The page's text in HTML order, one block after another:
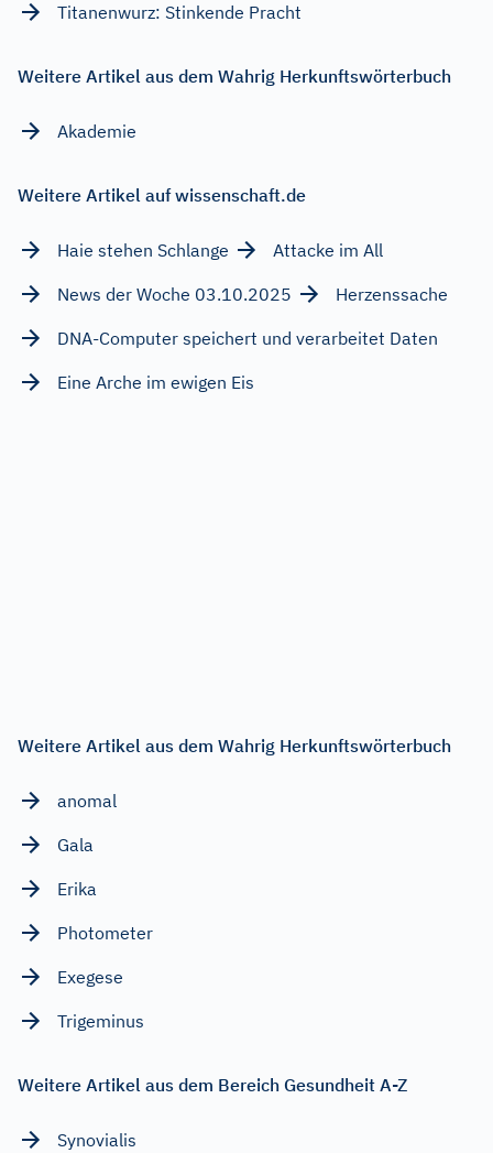
Titanenwurz: Stinkende Pracht
Weitere Artikel aus dem Wahrig Herkunftswörterbuch
Akademie
Weitere Artikel auf wissenschaft.de
Haie stehen Schlange
Attacke im All
News der Woche 03.10.2025
Herzenssache
DNA-Computer speichert und verarbeitet Daten
Eine Arche im ewigen Eis
Weitere Artikel aus dem Wahrig Herkunftswörterbuch
anomal
Gala
Erika
Photometer
Exegese
Trigeminus
Weitere Artikel aus dem Bereich Gesundheit A-Z
Synovialis